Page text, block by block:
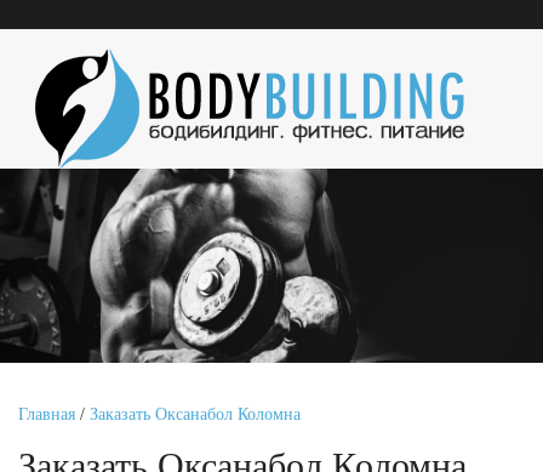
Главная / Заказать Оксанабол Коломна